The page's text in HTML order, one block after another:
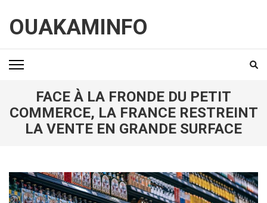
contenu
(Pressez
Entrée)
OUAKAMINFO
FACE À LA FRONDE DU PETIT
COMMERCE, LA FRANCE RESTREINT
LA VENTE EN GRANDE SURFACE